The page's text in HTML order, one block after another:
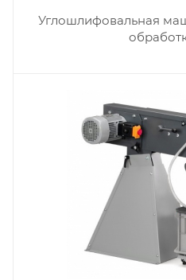
Углошлифовальная